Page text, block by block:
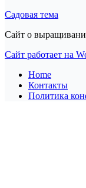
Садовая тема
Сайт о
Сайт работает на
Home
Контакты
Политика